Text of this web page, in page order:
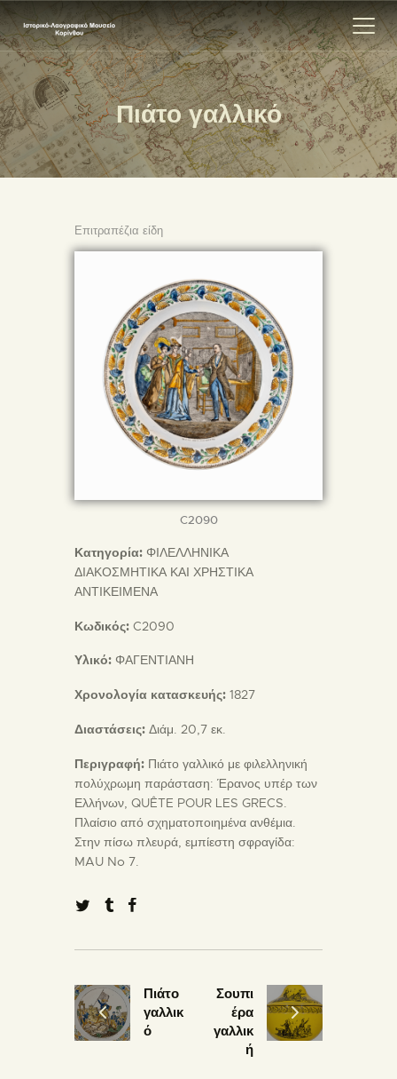
Πιάτο γαλλικό
ΑΡΧΙΚΗ
ΕΚΘΕΣΗ
ΣΧΕΤΙΚΑ
Επιτραπέζια είδη
C2090
Κατηγορία: ΦΙΛΕΛΛΗΝΙΚΑ
ΔΙΑΚΟΣΜΗΤΙΚΑ ΚΑΙ ΧΡΗΣΤΙΚΑ
ΑΝΤΙΚΕΙΜΕΝΑ
Κωδικός: C2090
Υλικό: ΦΑΓΕΝΤΙΑΝΗ
Χρονολογία κατασκευής: 1827
Διαστάσεις: Διάμ. 20,7 εκ.
Περιγραφή: Πιάτο γαλλικό με φιλελληνική
πολύχρωμη παράσταση: Έρανος υπέρ των
Ελλήνων, QUÊTE POUR LES GRECS.
Πλαίσιο από σχηματοποιημένα ανθέμια.
Στην πίσω πλευρά, εμπίεστη σφραγίδα:
MAU No 7.
Πιάτο
γαλλικ
ό
Σουπι
έρα
γαλλικ
ή